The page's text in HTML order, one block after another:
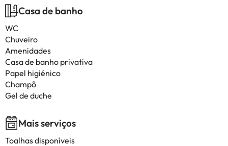
Casa de banho
WC
Chuveiro
Amenidades
Casa de banho privativa
Papel higiénico
Champô
Gel de duche
Mais serviços
Toalhas disponíveis